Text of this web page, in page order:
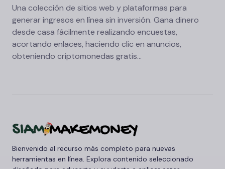
Una colección de sitios web y plataformas para
generar ingresos en línea sin inversión. Gana dinero
desde casa fácilmente realizando encuestas,
acortando enlaces, haciendo clic en anuncios,
obteniendo criptomonedas gratis…
Bienvenido al recurso más completo para nuevas
herramientas en línea. Explora contenido seleccionado